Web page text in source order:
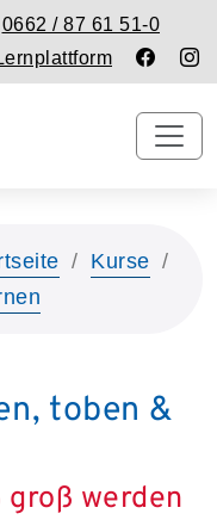
0662 / 87 61 51-0
Kurse
toben &
groß werden